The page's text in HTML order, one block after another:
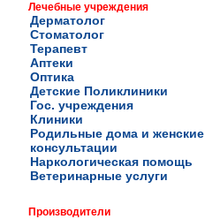
Лечебные учреждения
Дерматолог
Стоматолог
Терапевт
Аптеки
Оптика
Детские Поликлиники
Гос. учреждения
Клиники
Родильные дома и женские
консультации
Наркологическая помощь
Ветеринарные услуги
Производители